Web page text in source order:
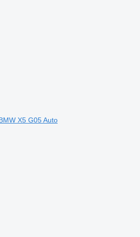
X5 G05 Auto